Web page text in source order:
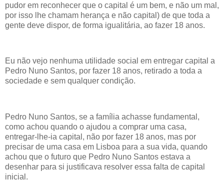
pudor em reconhecer que o capital é um bem, e não um mal,
por isso lhe chamam herança e não capital) de que toda a
gente deve dispor, de forma igualitária, ao fazer 18 anos.
Eu não vejo nenhuma utilidade social em entregar capital a
Pedro Nuno Santos, por fazer 18 anos, retirado a toda a
sociedade e sem qualquer condição.
Pedro Nuno Santos, se a família achasse fundamental,
como achou quando o ajudou a comprar uma casa,
entregar-lhe-ia capital, não por fazer 18 anos, mas por
precisar de uma casa em Lisboa para a sua vida, quando
achou que o futuro que Pedro Nuno Santos estava a
desenhar para si justificava resolver essa falta de capital
inicial.